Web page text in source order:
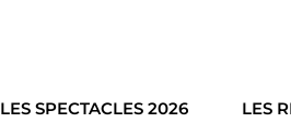
LES SPECTACLES 2026 LES